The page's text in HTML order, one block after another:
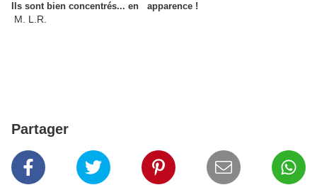
Ils sont bien concentrés... en apparence !
M. L.R.
Partager